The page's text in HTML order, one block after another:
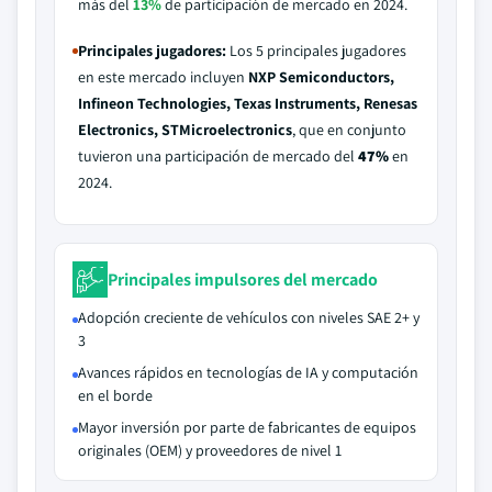
más del 13%de participación de mercado en 2024.
Principales jugadores: Los 5 principales jugadores
en este mercado incluyen NXP Semiconductors,
Infineon Technologies, Texas Instruments, Renesas
Electronics, STMicroelectronics, que en conjunto
tuvieron una participación de mercado del 47%en
2024.
Principales impulsores del mercado
Adopción creciente de vehículos con niveles SAE 2+ y
3
Avances rápidos en tecnologías de IA y computación
en el borde
Mayor inversión por parte de fabricantes de equipos
originales (OEM) y proveedores de nivel 1